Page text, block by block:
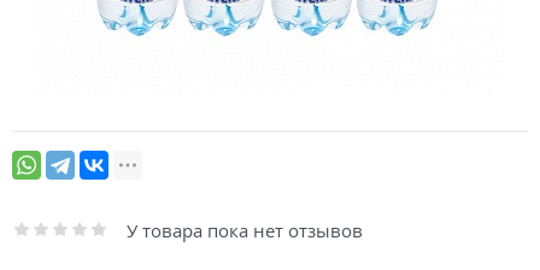
У товара пока нет отзывов